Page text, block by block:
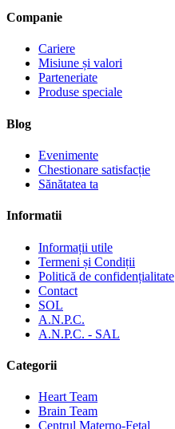
Companie
Cariere
Misiune și valori
Parteneriate
Produse speciale
Blog
Evenimente
Chestionare satisfacție
Sănătatea ta
Informatii
Informații utile
Termeni și Condiții
Politică de confidențialitate
Contact
SOL
A.N.P.C.
A.N.P.C. - SAL
Categorii
Heart Team
Brain Team
Centrul Materno-Fetal